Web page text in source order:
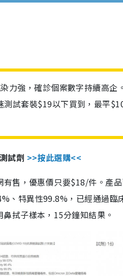
力強，確診個案數字持續高
試套裝$19以下買到，最平
試劑 >>按此選購<<
售，優惠價只要$18/件。產
、特異性99.8%，已經通過
拭子樣本，15分鐘知結果。